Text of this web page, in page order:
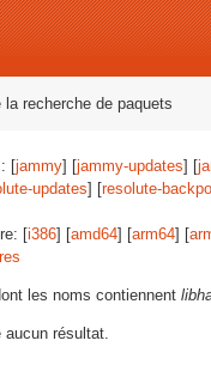
recherche de paquets
[jammy] [jammy-updates] [
updates] [resolute-
[i386] [amd64] [arm64] [
les noms contiennent
aucun résultat.